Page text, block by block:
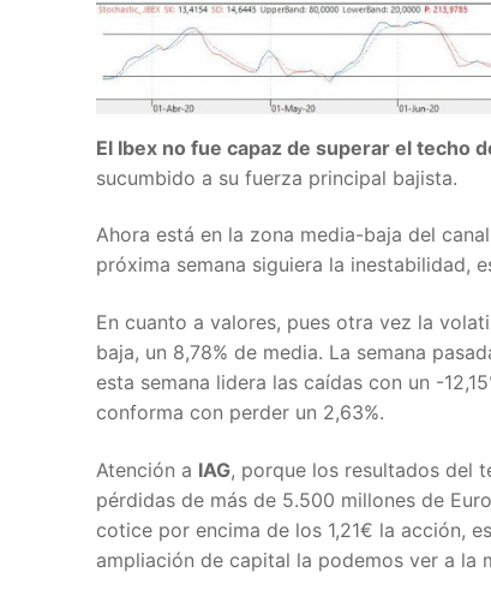
El Ibex no fue capaz de superar el techo
sucumbido a su fuerza principal bajista.
Ahora está en la zona media-baja del
próxima semana siguiera la inestabilidad,
En cuanto a valores, pues otra vez la
baja, un 8,78% de media. La semana
esta semana lidera las caídas con un -
conforma con perder un 2,63%.
Atención a IAG, porque los resultados del
pérdidas de más de 5.500 millones de
cotice por encima de los 1,21€ la acción,
ampliación de capital la podemos ver a la